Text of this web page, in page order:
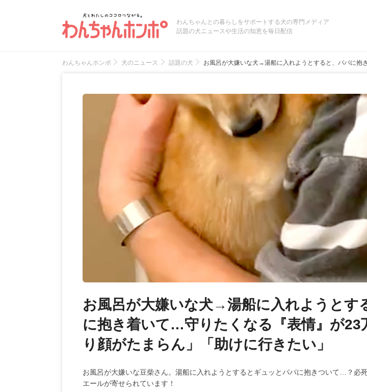
わんちゃんとの暮らしをサポートする犬の専門メディア
話題の犬ニュースや生活の知恵を毎日配信
わんちゃんホンポ 犬のニュース 話題の犬 お風呂が大嫌いな犬→湯船に入れようとすると、パパに抱
お風呂が大嫌いな犬→湯船に入れようとす
に抱き着いて…守りたくなる『表情』が23
り顔がたまらん」「助けに行きたい」
お風呂が大嫌いな豆柴さん。湯船に入れようとするとギュッとパパに抱きついて…？必
エールが寄せられています！